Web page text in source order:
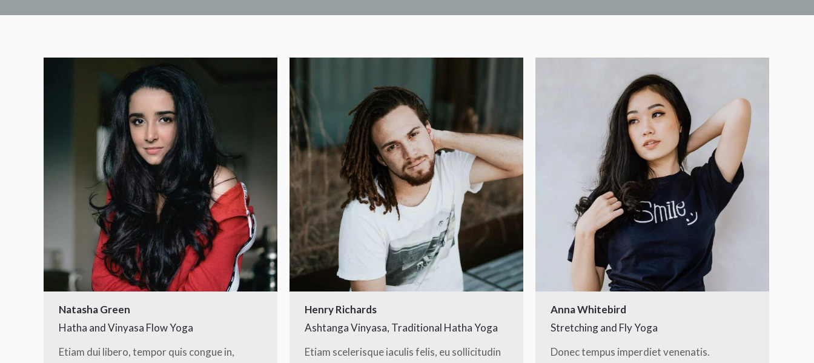
Natasha Green
Hatha and Vinyasa Flow Yoga
Etiam dui libero, tempor quis congue in,
Henry Richards
Ashtanga Vinyasa, Traditional Hatha Yoga
Etiam scelerisque iaculis felis, eu sollicitudin
Anna Whitebird
Stretching and Fly Yoga
Donec tempus imperdiet venenatis.